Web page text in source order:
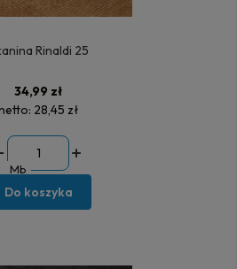
Rinaldi 25
34,99 zł
28,45 zł
Mb
Do koszyka